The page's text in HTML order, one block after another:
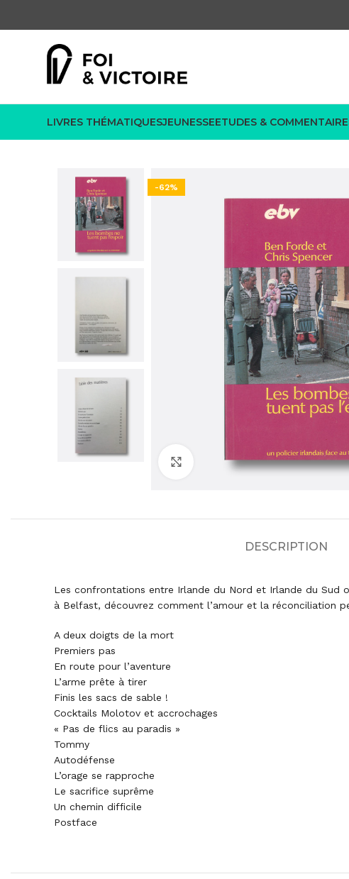
LIVRES THÉMATIQUESJEUNESSEETUDES &
-62%
Agrandir
DESCRIPTION
Les confrontations entre Irlande du Nord et Irlande du Sud
à Belfast, découvrez comment l’amour et la réconciliation
A deux doigts de la mort
Premiers pas
En route pour l’aventure
L’arme prête à tirer
Finis les sacs de sable !
Cocktails Molotov et accrochages
« Pas de flics au paradis »
Tommy
Autodéfense
L’orage se rapproche
Le sacrifice suprême
Un chemin difficile
Postface